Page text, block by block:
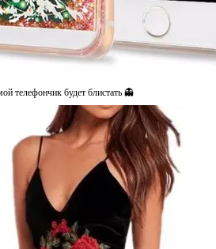
телефончик будет блистать 👻